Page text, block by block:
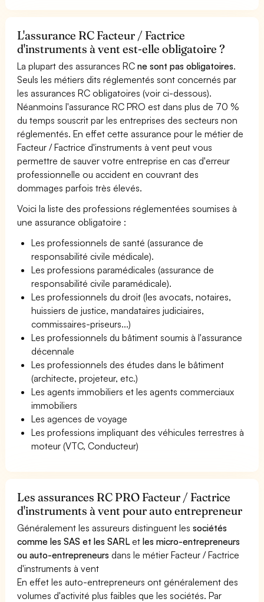
L'assurance RC Facteur / Factrice
d'instruments à vent est-elle obligatoire ?
La plupart des assurances RCne sont pas obligatoires.
Seuls les métiers dits réglementés sont concernés par
les assurances RC obligatoires (voir ci-dessous).
Néanmoins l'assurance RC PRO est dans plus de 70 %
du temps souscrit par les entreprises des secteurs non
réglementés. En effet cette assurance pour le métier de
Facteur / Factrice d'instruments à vent peut vous
permettre de sauver votre entreprise en cas d'erreur
professionnelle ou accident en couvrant des
dommages parfois très élevés.
Voici la liste des professions réglementées soumises à
une assurance obligatoire :
Les professionnels de santé (assurance de
responsabilité civile médicale).
Les professions paramédicales (assurance de
responsabilité civile paramédicale).
Les professionnels du droit (les avocats, notaires,
huissiers de justice, mandataires judiciaires,
commissaires-priseurs...)
Les professionnels du bâtiment soumis à l'assurance
décennale
Les professionnels des études dans le bâtiment
(architecte, projeteur, etc.)
Les agents immobiliers et les agents commerciaux
immobiliers
Les agences de voyage
Les professions impliquant des véhicules terrestres à
moteur (VTC, Conducteur)
Les assurances RC PRO Facteur / Factrice
d'instruments à vent pour auto entrepreneur
Généralement les assureurs distinguent lessociétés
comme les SAS et les SARL etles micro-entrepreneurs
ou auto-entrepreneurs dans le métier Facteur / Factrice
d'instruments à vent
En effet les auto-entrepreneurs ont généralement des
volumes d'activité plus faibles que les sociétés. Par